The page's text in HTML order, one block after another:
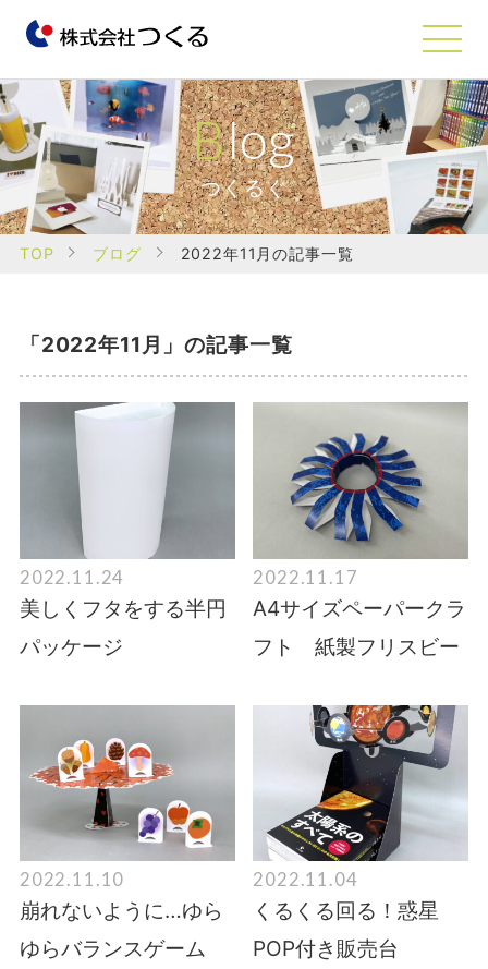
Blog
つくるぐ
TOP ブログ 2022年11月の記事一覧
「2022年11月」の記事一覧
2022.11.24
美しくフタをする半円
パッケージ
2022.11.17
A4サイズペーパークラ
フト 紙製フリスビー
2022.11.10
崩れないように…ゆら
ゆらバランスゲーム
2022.11.04
くるくる回る！惑星
POP付き販売台